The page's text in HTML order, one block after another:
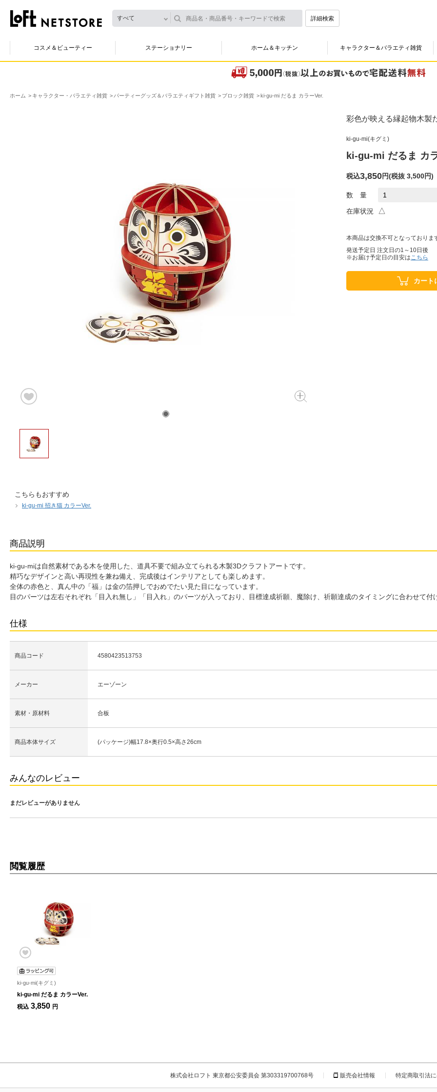
すべて 詳細検索
コスメ＆ビューティー ステーショナリー ホーム＆キッチン キャラクター＆バラエティ雑貨
ホーム キャラクター・バラエティ雑貨 パーティーグッズ＆バラエティギフト雑貨 ブロック雑貨 ki-gu-mi だるま カラーVer.
彩色が映える縁起物木製
ki-gu-mi(キグミ)
ki-gu-mi だるま カ
税込3,850円(税抜 3,500円)
数 量
在庫状況 △
本商品は交換不可となっておりま
発送予定日 注文日の1～10日後
※お届け予定日の目安はこちら
カート
こちらもおすすめ
ki-gu-mi 招き猫 カラーVer.
商品説明
ki-gu-miは自然素材である木を使用した、道具不要で組み立てられる木製3Dクラフトアートです。
精巧なデザインと高い再現性を兼ね備え、完成後はインテリアとしても楽しめます。
全体の赤色と、真ん中の「福」は金の箔押しでおめでたい見た目になっています。
目のパーツは左右それぞれ「目入れ無し」「目入れ」のパーツが入っており、目標達成祈願、魔除け、祈願達成のタイミングに合わせて付
仕様
商品コード 4580423513753
メーカー エーゾーン
素材・原材料 合板
商品本体サイズ (パッケージ)幅17.8×奥行0.5×高さ26cm
みんなのレビュー
まだレビューがありません
閲覧履歴
ki-gu-mi(キグミ)
ki-gu-mi だるま カラーVer.
税込 3,850 円
株式会社ロフト 東京都公安委員会 第303319700768号 販売会社情報 特定商取引法